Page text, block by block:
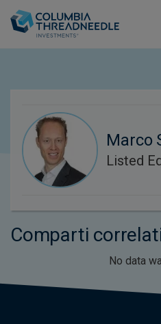
Marco
Listed
Comparti
No data